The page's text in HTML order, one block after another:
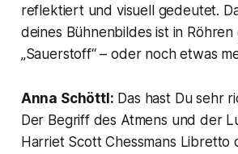
reflektiert und visuell gedeutet.
deines Bühnenbildes ist in
„Sauerstoff“ – oder noch etwas
Anna Schöttl: Das hast Du sehr
Der Begriff des Atmens und der
Harriet Scott Chessmans Libretto